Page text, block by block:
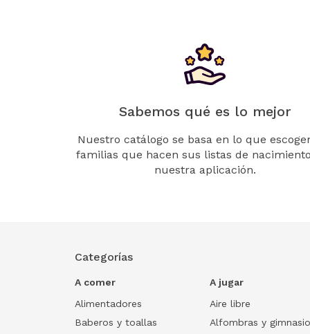
Sabemos qué es lo mejor
Nuestro catálogo se basa en lo que
familias que hacen sus listas de
nuestra aplicación.
Categorías
A comer
Alimentadores
Baberos y toallas
A jugar
Aire libre
Alfombras y